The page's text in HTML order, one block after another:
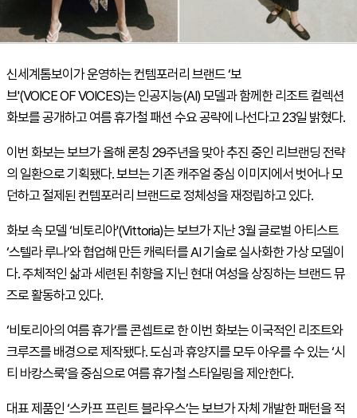
신세계톰보이가 운영하는 컨템포러리 브랜드 ‘보
브'(VOICEOFVOICES)는 인공지능(AI) 모델과 함께한 리조트 컬렉션
화보를 공개하고 여름 휴가철 패션 수요 공략에 나선다고 23일 밝혔다.
이번 화보는 보브가 올해 론칭 29주년을 맞아 추진 중인 리브랜딩 전략
의 일환으로 기획됐다. 보브는 기존 캐주얼 중심 이미지에서 벗어나 모
던하고 절제된 컨템포러리 브랜드로 정체성을 재정립하고 있다.
화보 속 모델 ‘비토리아'(Vittoria)는 보브가 지난 3월 글로벌 아티스트
‘스텔라 루나’와 협업해 만든 캐릭터를AI기술로 실사화한 가상 모델이
다. 주체적인 삶과 세련된 취향을 지닌 현대 여성을 상징하는 브랜드 뮤
즈로 활동하고 있다.
‘비토리아의 여름 휴가’를 콘셉트로 한 이번 화보는 이국적인 리조트와
크루즈를 배경으로 제작됐다. 도심과 휴양지를 모두 아우를 수 있는 ‘시
티 바캉스룩’을 중심으로 여름 휴가철 스타일링을 제안한다.
대표 제품인 ‘스카프 프린트 블라우스’는 보브가 자체 개발한 패턴을 적